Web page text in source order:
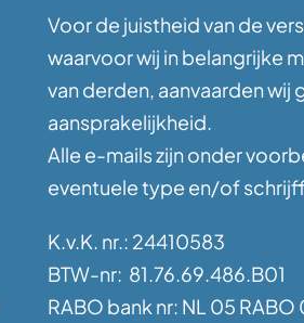
Voor de juistheid van de
waarvoor wij in belangrijke
van derden, aanvaarden wij
aansprakelijkheid.
Alle e-mails zijn onder
eventuele type en/of
K.v.K. nr.: 24410583
BTW-nr: 81.76.69.486.B01
RABO bank nr: NL 05